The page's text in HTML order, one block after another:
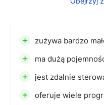
+ zużywa bardzo
+ ma dużą
+ jest zdalnie
+ oferuje wiele